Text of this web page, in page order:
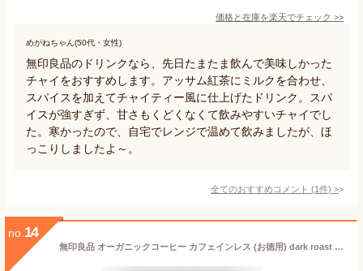
価格と在庫を楽天でチェック >>
めがねちゃん(50代・女性)
無印良品のドリンクなら、先日たまたま飲んで美味しかった
チャイをおすすめします。アッサム紅茶にミルクを合わせ、
スパイスを加えてチャイティー風に仕上げたドリンク。スパ
イスが強すぎず、甘さもくどくなくて飲みやすいチャイでし
た。寒かったので、自宅でレンジで温めて飲みましたが、ほ
っこりしましたよ～。
全てのおすすめコメント (1件) >
no. 14
無印良品 オーガニックコーヒー カフェインレス (お徳用) dark roast 粉 400g 44952399